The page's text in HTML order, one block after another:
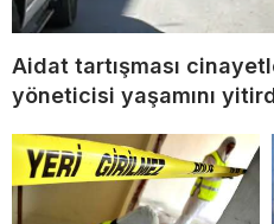
Aidat tartışması
yöneticisi yaşamını